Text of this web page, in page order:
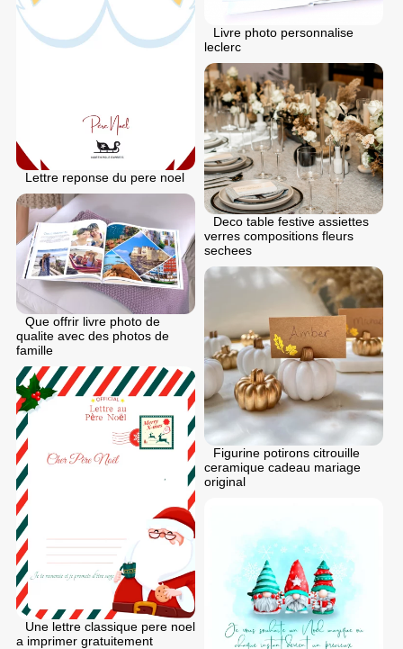
Lettre reponse du pere noel
Livre photo personnalise
leclerc
Deco table festive assiettes
verres compositions fleurs
sechees
Que offrir livre photo de
qualite avec des photos de
famille
Figurine potirons citrouille
ceramique cadeau mariage
original
Une lettre classique pere noel
a imprimer gratuitement